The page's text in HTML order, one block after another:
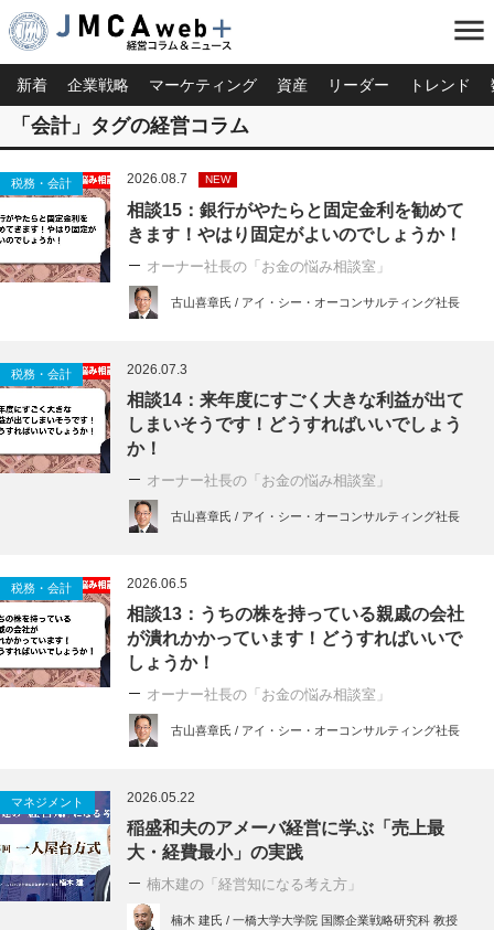
menu
新着 企業戦略 マーケティング 資産 リーダー トレンド
「会計」タグの経営コラム
税務・会計 2026.08.7 NEW
相談15：銀行がやたらと固定金利を勧めて
きます！やはり固定がよいのでしょうか！
オーナー社長の「お金の悩み相談室」
古山喜章氏 / アイ・シー・オーコンサルティング社長
税務・会計 2026.07.3
相談14：来年度にすごく大きな利益が出て
しまいそうです！どうすればいいでしょう
か！
オーナー社長の「お金の悩み相談室」
古山喜章氏 / アイ・シー・オーコンサルティング社長
税務・会計 2026.06.5
相談13：うちの株を持っている親戚の会社
が潰れかかっています！どうすればいいで
しょうか！
オーナー社長の「お金の悩み相談室」
古山喜章氏 / アイ・シー・オーコンサルティング社長
マネジメント 2026.05.22
稲盛和夫のアメーバ経営に学ぶ「売上最
大・経費最小」の実践
楠木建の「経営知になる考え方」
楠木 建氏 / 一橋大学大学院 国際企業戦略研究科 教授